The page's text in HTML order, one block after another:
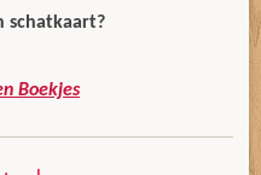
schatkaart?
Boekjes